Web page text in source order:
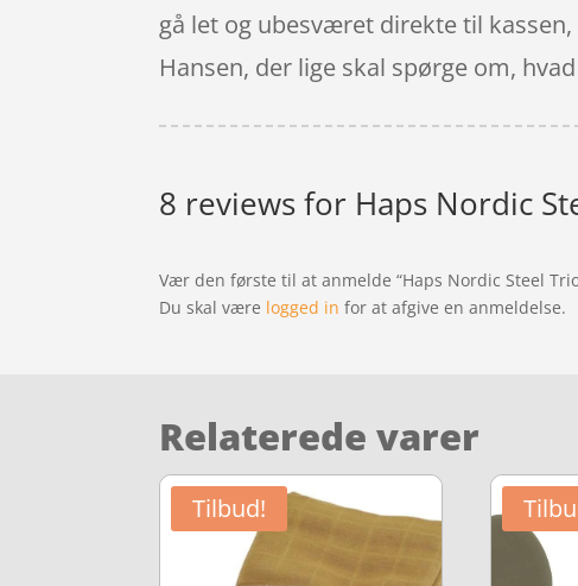
gå let og ubesværet direkte til
Hansen, der lige skal spørge om,
8 reviews for Haps Nordic
Vær den første til at anmelde “Haps Nordic Steel
Du skal være logged in for at afgive en anmeldelse.
Relaterede varer
Tilbud!